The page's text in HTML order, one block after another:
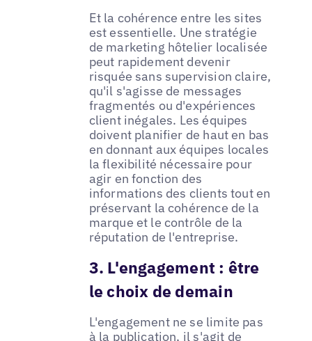
Et la cohérence entre les sites
est essentielle. Une stratégie
de marketing hôtelier localisée
peut rapidement devenir
risquée sans supervision claire,
qu'il s'agisse de messages
fragmentés ou d'expériences
client inégales. Les équipes
doivent planifier de haut en bas
en donnant aux équipes locales
la flexibilité nécessaire pour
agir en fonction des
informations des clients tout en
préservant la cohérence de la
marque et le contrôle de la
réputation de l'entreprise.
3. L'engagement : être
le choix de demain
L'engagement ne se limite pas
à la publication, il s'agit de